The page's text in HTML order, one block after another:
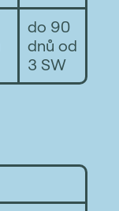
do 90
dnů od
3 SW